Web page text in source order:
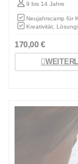
9 bis 14 Jahre
Neujahrscamp für
Kreativität,
170,00€